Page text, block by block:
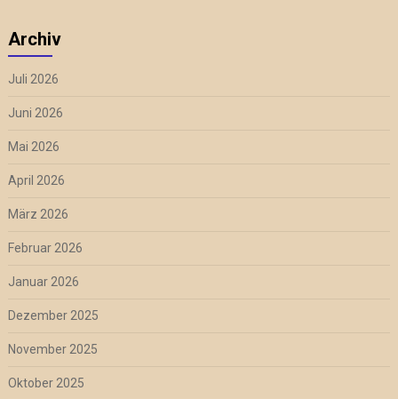
Archiv
Juli 2026
Juni 2026
Mai 2026
April 2026
März 2026
Februar 2026
Januar 2026
Dezember 2025
November 2025
Oktober 2025